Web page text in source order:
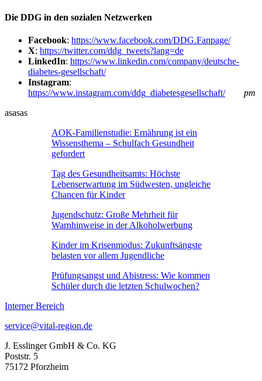
Die DDG in den sozialen Netzwerken
Facebook: https://www.facebook.com/DDG.Fanpage/
X: https://twitter.com/ddg_tweets?lang=de
LinkedIn: https://www.linkedin.com/company/deutsche-
diabetes-gesellschaft/
Instagram:
https://www.instagram.com/ddg_diabetesgesellschaft/
pm
asasas
AOK-Familienstudie: Ernährung ist ein
Wissensthema – Schulfach Gesundheit
gefordert
Tag des Gesundheitsamts: Höchste
Lebenserwartung im Südwesten, ungleiche
Chancen für Kinder
Jugendschutz: Große Mehrheit für
Warnhinweise in der Alkoholwerbung
Kinder im Krisenmodus: Zukunftsängste
belasten vor allem Jugendliche
Prüfungsangst und Abistress: Wie kommen
Schüler durch die letzten Schulwochen?
Interner Bereich
service@vital-region.de
J. Esslinger GmbH & Co. KG
Poststr. 5
75172 Pforzheim